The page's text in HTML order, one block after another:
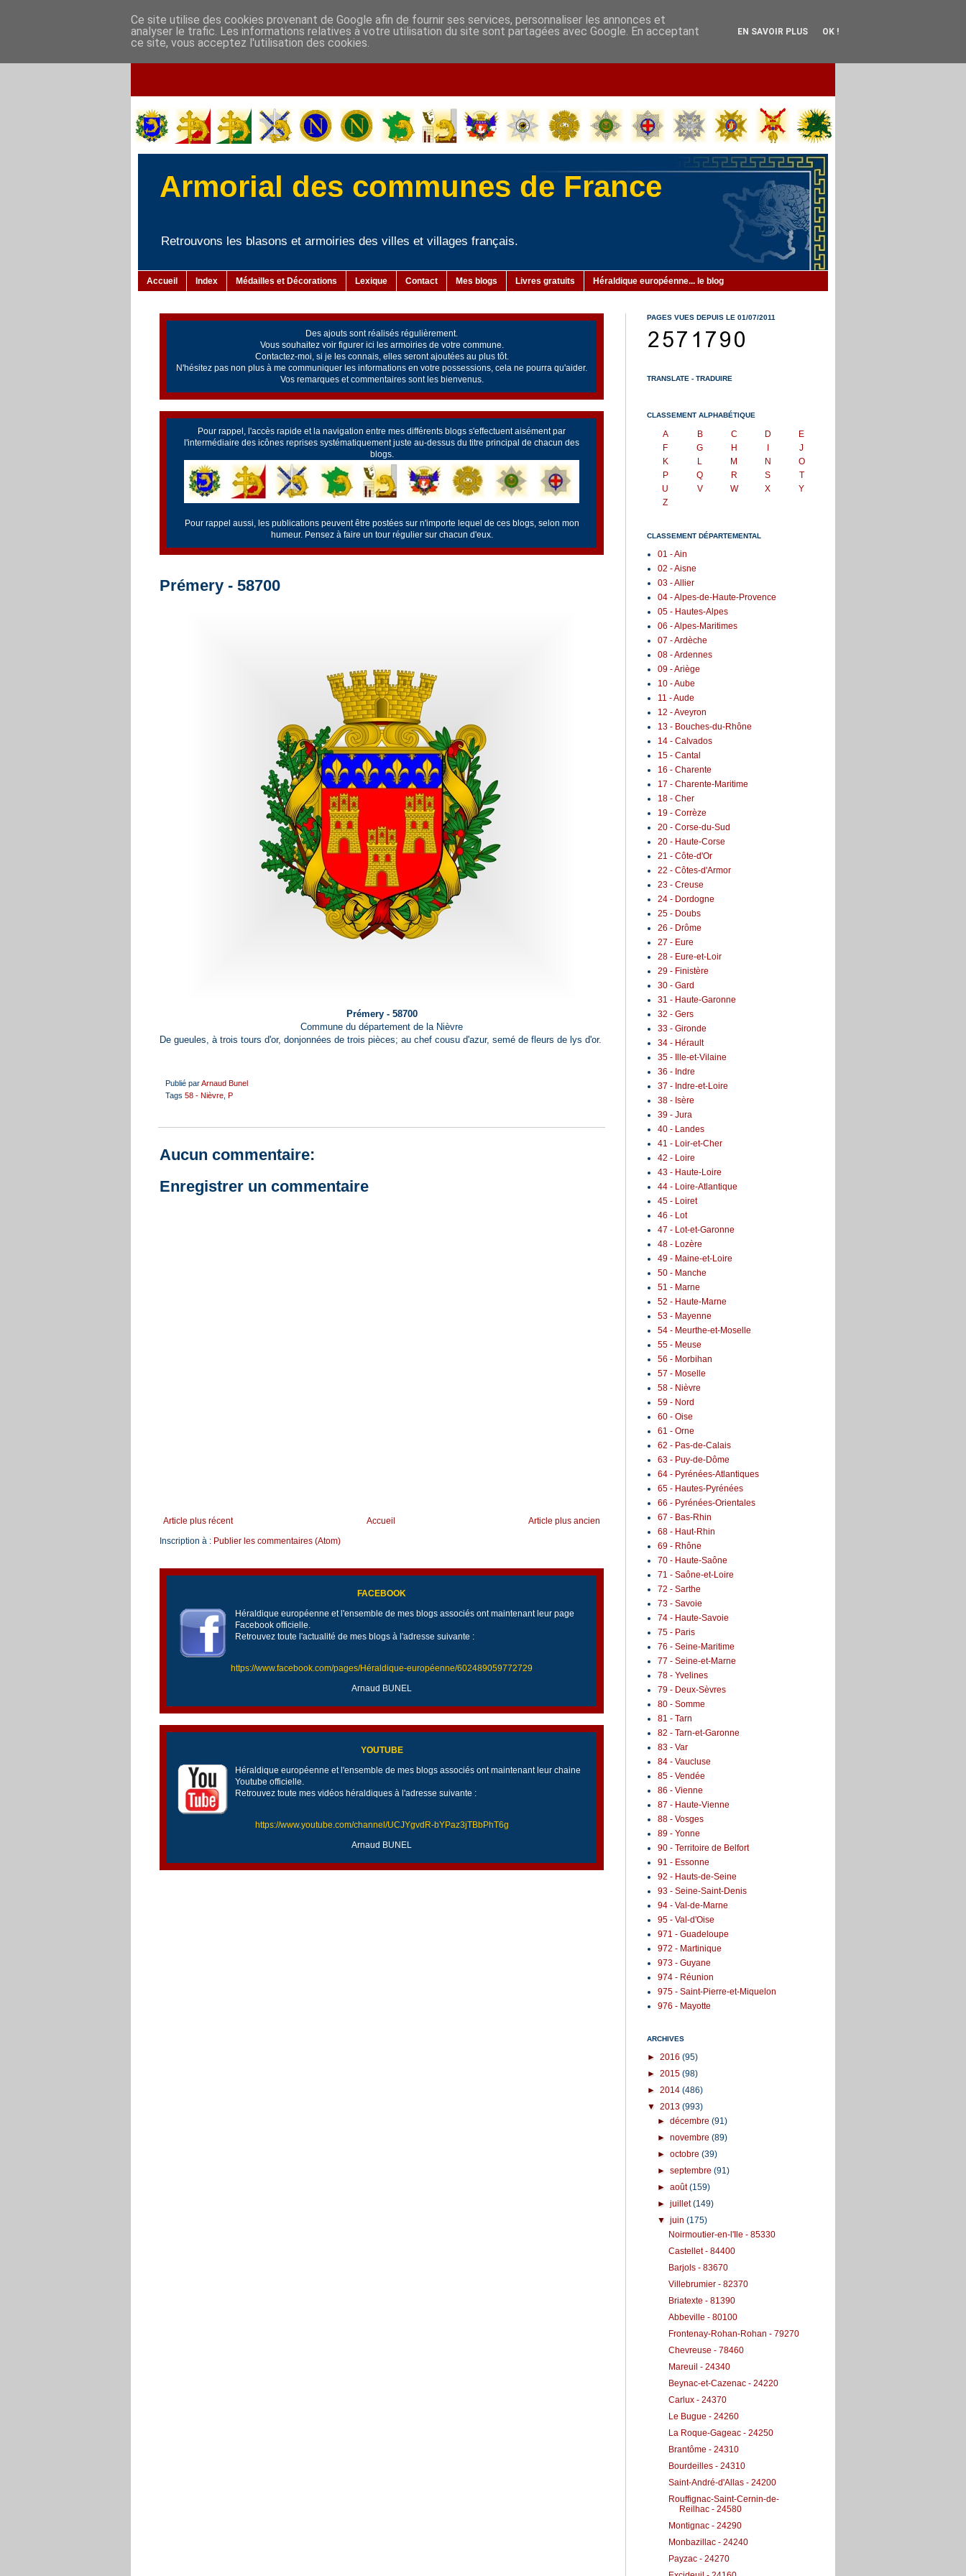
Armorial des communes de France
Retrouvons les blasons et armoiries des villes et villages français.
Accueil Index Médailles et Décorations Lexique Contact Mes blogs Livres gratuits Héraldique européenne... le blog
Des ajouts sont réalisés régulièrement.
Vous souhaitez voir figurer ici les armoiries de votre commune.
Contactez-moi, si je les connais, elles seront ajoutées au plus tôt.
N'hésitez pas non plus à me communiquer les informations en votre possessions, cela ne pourra qu'aider.
Vos remarques et commentaires sont les bienvenus.
Pour rappel, l'accès rapide et la navigation entre mes différents blogs s'effectuent aisément par
l'intermédiaire des icônes reprises systématiquement juste au-dessus du titre principal de chacun des
blogs.
Pour rappel aussi, les publications peuvent être postées sur n'importe lequel de ces blogs, selon mon
humeur. Pensez à faire un tour régulier sur chacun d'eux.
Prémery - 58700
Prémery - 58700
Commune du département de la Nièvre
De gueules, à trois tours d'or, donjonnées de trois pièces; au chef cousu d'azur, semé de fleurs de lys d'or.
Publié parArnaud Bunel
Tags 58 - Nièvre P
Aucun commentaire:
Enregistrer un commentaire
Article plus récent Article plus ancien
Accueil
Inscription à : Publier les commentaires (Atom)
FACEBOOK
Héraldique européenne et l'ensemble de mes blogs associés ont maintenant leur page
Facebook officielle.
Retrouvez toute l'actualité de mes blogs à l'adresse suivante :
https://www.facebook.com/pages/Héraldique-européenne/602489059772729
Arnaud BUNEL
YOUTUBE
Héraldique européenne et l'ensemble de mes blogs associés ont maintenant leur chaine
Youtube officielle.
Retrouvez toute mes vidéos héraldiques à l'adresse suivante :
https://www.youtube.com/channel/UCJYgvdR-bYPaz3jTBbPhT6g
Arnaud BUNEL
PAGES VUES DEPUIS LE 01/07/2011
TRANSLATE - TRADUIRE
CLASSEMENT ALPHABÉTIQUE
A B C D
E
F
G H
J
K
L M N
O
P
Q R S
T
U
V W X
Y
Z
CLASSEMENT DÉPARTEMENTAL
01 - Ain
02 - Aisne
03 - Allier
04 - Alpes-de-Haute-Provence
05 - Hautes-Alpes
06 - Alpes-Maritimes
07 - Ardèche
08 - Ardennes
09 - Ariège
10 - Aube
11 - Aude
12 - Aveyron
13 - Bouches-du-Rhône
14 - Calvados
15 - Cantal
16 - Charente
17 - Charente-Maritime
18 - Cher
19 - Corrèze
20 - Corse-du-Sud
20 - Haute-Corse
21 - Côte-d'Or
22 - Côtes-d'Armor
23 - Creuse
24 - Dordogne
25 - Doubs
26 - Drôme
27 - Eure
28 - Eure-et-Loir
29 - Finistère
30 - Gard
31 - Haute-Garonne
32 - Gers
33 - Gironde
34 - Hérault
35 - Ille-et-Vilaine
36 - Indre
37 - Indre-et-Loire
38 - Isère
39 - Jura
40 - Landes
41 - Loir-et-Cher
42 - Loire
43 - Haute-Loire
44 - Loire-Atlantique
45 - Loiret
46 - Lot
47 - Lot-et-Garonne
48 - Lozère
49 - Maine-et-Loire
50 - Manche
51 - Marne
52 - Haute-Marne
53 - Mayenne
54 - Meurthe-et-Moselle
55 - Meuse
56 - Morbihan
57 - Moselle
58 - Nièvre
59 - Nord
60 - Oise
61 - Orne
62 - Pas-de-Calais
63 - Puy-de-Dôme
64 - Pyrénées-Atlantiques
65 - Hautes-Pyrénées
66 - Pyrénées-Orientales
67 - Bas-Rhin
68 - Haut-Rhin
69 - Rhône
70 - Haute-Saône
71 - Saône-et-Loire
72 - Sarthe
73 - Savoie
74 - Haute-Savoie
75 - Paris
76 - Seine-Maritime
77 - Seine-et-Marne
78 - Yvelines
79 - Deux-Sèvres
80 - Somme
81 - Tarn
82 - Tarn-et-Garonne
83 - Var
84 - Vaucluse
85 - Vendée
86 - Vienne
87 - Haute-Vienne
88 - Vosges
89 - Yonne
90 - Territoire de Belfort
91 - Essonne
92 - Hauts-de-Seine
93 - Seine-Saint-Denis
94 - Val-de-Marne
95 - Val-d'Oise
971 - Guadeloupe
972 - Martinique
973 - Guyane
974 - Réunion
975 - Saint-Pierre-et-Miquelon
976 - Mayotte
ARCHIVES
► 2016 (95)
► 2015 (98)
► 2014 (486)
▼ 2013 (993)
►décembre(91)
►novembre(89)
►octobre(39)
►septembre(91)
►août(159)
►juillet(149)
▼juin(175)
Noirmoutier-en-l'Ile - 85330
Castellet - 84400
Barjols - 83670
Villebrumier - 82370
Briatexte - 81390
Abbeville - 80100
Frontenay-Rohan-Rohan - 79270
Chevreuse - 78460
Mareuil - 24340
Beynac-et-Cazenac - 24220
Carlux - 24370
Le Bugue - 24260
La Roque-Gageac - 24250
Brantôme - 24310
Bourdeilles - 24310
Saint-André-d'Allas - 24200
Rouffignac-Saint-Cernin-de-
Reilhac - 24580
Montignac - 24290
Monbazillac - 24240
Payzac - 24270
Ce site utilise des cookies provenant de Google afin de fournir ses services, personnaliser les annonces et
analyser le trafic. Les informations relatives à votre utilisation du site sont partagées avec Google. En acceptant
ce site, vous acceptez l'utilisation des cookies.
EN SAVOIR PLUS OK !